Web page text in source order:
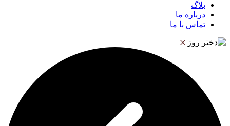
بلاگ
درباره ما
تماس با ما